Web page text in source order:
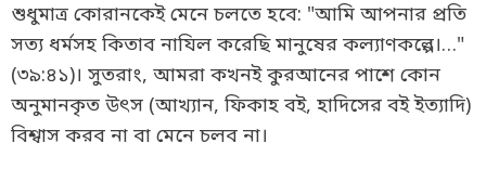
শুধুমাত্র কোরানকেই মেনে চলতে হবে: "আমি আপনার প্রতি
সত্য ধর্মসহ কিতাব নাযিল করেছি মানুষের কল্যাণকল্পে।…"
(৩৯:৪১)। সুতরাং, আমরা কখনই কুরআনের পাশে কোন
অনুমানকৃত উৎস (আখ্যান, ফিকাহ বই, হাদিসের বই ইত্যাদি)
বিশ্বাস করব না বা মেনে চলব না।